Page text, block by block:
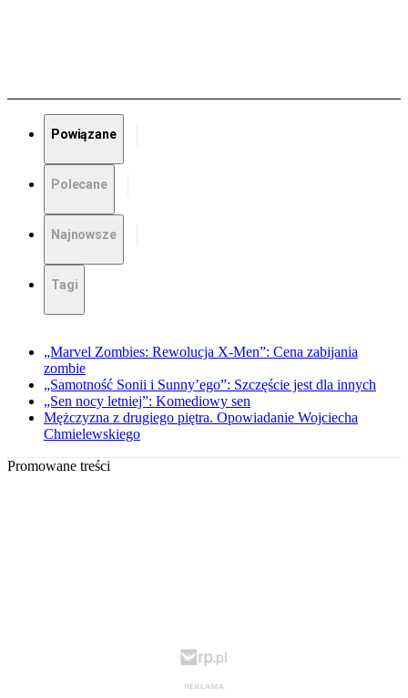
Powiązane
Polecane
Najnowsze
Tagi
„Marvel Zombies: Rewolucja X-Men”: Cena zabijania
zombie
„Samotność Sonii i Sunny’ego”: Szczęście jest dla innych
„Sen nocy letniej”: Komediowy sen
Mężczyzna z drugiego piętra. Opowiadanie Wojciecha
Chmielewskiego
Promowane treści